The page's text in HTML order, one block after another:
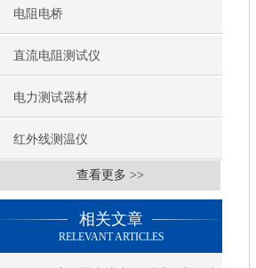
电阻电桥
直流电阻测试仪
电力测试器材
红外线测温仪
查看更多 >>
相关文章
RELEVANT ARTICLES